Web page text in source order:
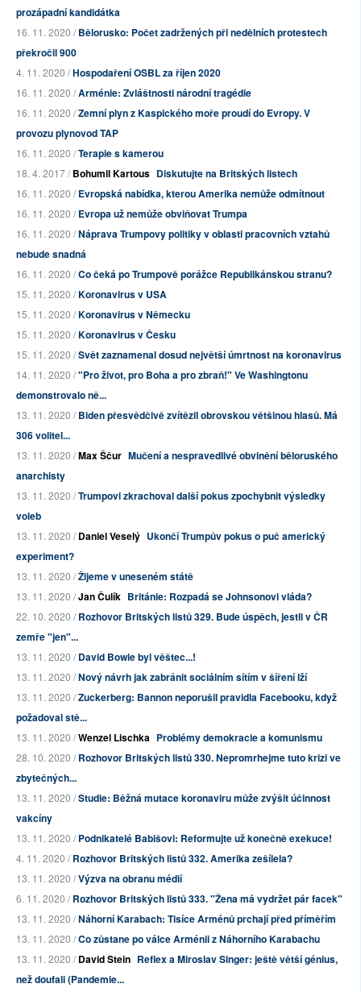
prozápadní kandidátka
16. 11. 2020 /Bělorusko: Počet zadržených při nedělních protestech
překročil 900
4. 11. 2020 /Hospodaření OSBL za říjen 2020
16. 11. 2020 /Arménie: Zvláštnosti národní tragédie
16. 11. 2020 /Zemní plyn z Kaspického moře proudí do Evropy. V
provozu plynovod TAP
16. 11. 2020 /Terapie s kamerou
18. 4. 2017 /Bohumil Kartous Diskutujte na Britských listech
16. 11. 2020 /Evropská nabídka, kterou Amerika nemůže odmítnout
16. 11. 2020 /Evropa už nemůže obviňovat Trumpa
16. 11. 2020 /Náprava Trumpovy politiky v oblasti pracovních vztahů
nebude snadná
16. 11. 2020 /Co čeká po Trumpově porážce Republikánskou stranu?
15. 11. 2020 /Koronavirus v USA
15. 11. 2020 /Koronavirus v Německu
15. 11. 2020 /Koronavirus v Česku
15. 11. 2020 /Svět zaznamenal dosud největší úmrtnost na koronavirus
14. 11. 2020 /"Pro život, pro Boha a pro zbraň!" Ve Washingtonu
demonstrovalo ně...
13. 11. 2020 /Biden přesvědčivě zvítězil obrovskou většinou hlasů. Má
306 volitel...
13. 11. 2020 /Max Ščur Mučení a nespravedlivé obvinění běloruského
anarchisty
13. 11. 2020 /Trumpovi zkrachoval další pokus zpochybnit výsledky
voleb
13. 11. 2020 /Daniel Veselý Ukončí Trumpův pokus o puč americký
experiment?
13. 11. 2020 /Žijeme v uneseném státě
13. 11. 2020 /Jan Čulík Británie: Rozpadá se Johnsonovi vláda?
22. 10. 2020 /Rozhovor Britských listů 329. Bude úspěch, jestli v ČR
zemře "jen"...
13. 11. 2020 /David Bowie byl věštec...!
13. 11. 2020 /Nový návrh jak zabránit sociálním sítím v šíření lží
13. 11. 2020 /Zuckerberg: Bannon neporušil pravidla Facebooku, když
požadoval stě...
13. 11. 2020 /Wenzel Lischka Problémy demokracie a komunismu
28. 10. 2020 /Rozhovor Britských listů 330. Nepromrhejme tuto krizi ve
zbytečných...
13. 11. 2020 /Studie: Běžná mutace koronaviru může zvýšit účinnost
vakcíny
13. 11. 2020 /Podnikatelé Babišovi: Reformujte už konečně exekuce!
4. 11. 2020 /Rozhovor Britských listů 332. Amerika zešílela?
13. 11. 2020 /Výzva na obranu médií
6. 11. 2020 /Rozhovor Britských listů 333. "Žena má vydržet pár facek"
13. 11. 2020 /Náhorní Karabach: Tisíce Arménů prchají před příměřím
13. 11. 2020 /Co zůstane po válce Arménii z Náhorního Karabachu
13. 11. 2020 /David Stein Reflex a Miroslav Singer: ještě větší génius,
než doufali (Pandemie...